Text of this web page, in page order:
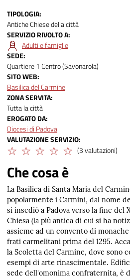
TIPOLOGIA
Antiche Chiese della città
SERVIZIO RIVOLTO A
Adulti e famiglie
SEDE
Quartiere 1 Centro (Savonarola)
SITO WEB
Basilica del Carmine
ZONA SERVITA
Tutta la città
EROGATO DA
Diocesi di Padova
VALUTAZIONE SERVIZIO
(3 valutazioni)
Che cosa è
La Basilica di Santa Maria del
popolarmente i Carmini, dal nome
si insediò a Padova verso la fine del
Chiesa (la più antica di cui si ha
assieme ad un convento di
frati carmelitani prima del 1295.
la Scoletta del Carmine, dove sono
esempi di arte rinascimentale.
sede dell'omonima confraternita, è